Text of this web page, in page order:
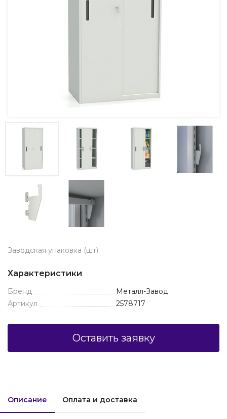
Заводская упаковка (шт)
Характеристики
Бренд
Металл-Завод
Артикул
2578717
Оставить заявку
Описание Оплата и доставка